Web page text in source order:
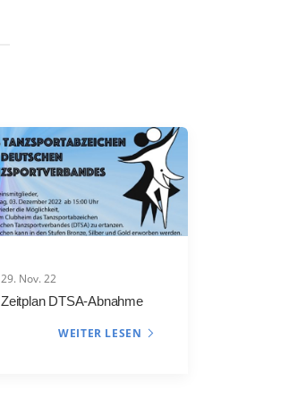
29. Nov. 22
Zeitplan DTSA-Abnahme
WEITER LESEN